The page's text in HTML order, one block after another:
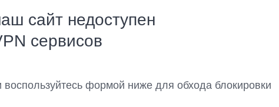
сайт недоступен
сервисов
формой ниже для обхода блокировки